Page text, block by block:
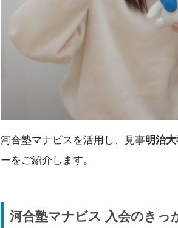
河合塾マナビスを活用し、見事明治
ーをご紹介します。
河合塾マナビス 入会のきっ